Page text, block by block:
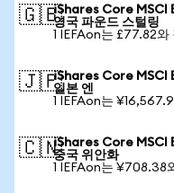
🇬🇧iShares Core MSCI
영국 파운드 스털링
1 IEFAon는 £77.82와
🇯🇵iShares Core MSCI
일본 엔
1 IEFAon는
🇨🇳iShares Core MSCI
중국 위안화
1 IEFAon는 ¥708.38